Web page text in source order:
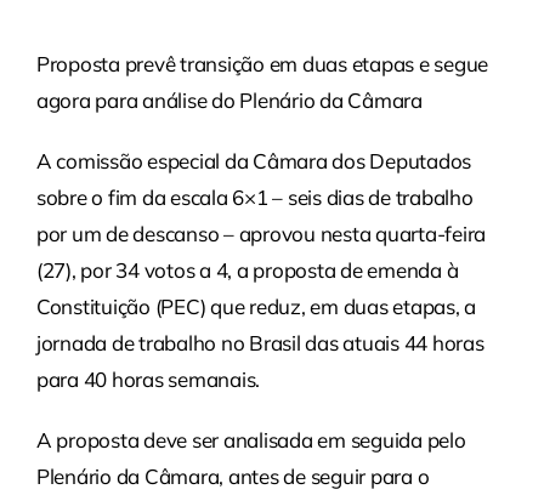
Proposta prevê transição em duas etapas e segue
agora para análise do Plenário da Câmara
A comissão especial da Câmara dos Deputados
sobre o fim da escala 6×1 – seis dias de trabalho
por um de descanso – aprovou nesta quarta-feira
(27), por 34 votos a 4, a proposta de emenda à
Constituição (PEC) que reduz, em duas etapas, a
jornada de trabalho no Brasil das atuais 44 horas
para 40 horas semanais.
A proposta deve ser analisada em seguida pelo
Plenário da Câmara, antes de seguir para o